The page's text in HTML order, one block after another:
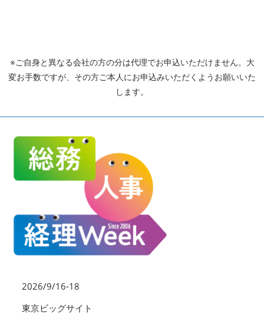
※ご自身と異なる会社の方の分は代理でお申込いただけません。大
変お手数ですが、その方ご本人にお申込みいただくようお願いいた
します。
2026/9/16-18
東京ビッグサイト